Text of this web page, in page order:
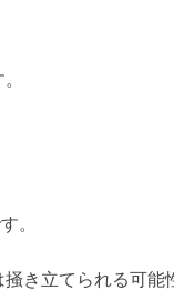
。
き立てられる可能